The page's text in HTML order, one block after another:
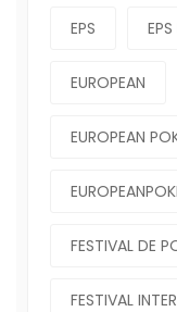
EPS
EUROPEAN
EUROPEAN
FESTIVAL DE
FESTIVAL